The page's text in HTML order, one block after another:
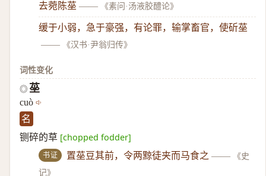
去菀陈莝 —— 《素问·汤液胶醴论》
缓于小弱，急于豪强，有论罪，输掌畜官，使斫莝
——
《汉书·尹翁归传》
词性变化
◎ 莝
cuò
名
铡碎的草 [chopped fodder]
书证 置莝豆其前，令两黥徒夹而马食之 ——
《史
记》